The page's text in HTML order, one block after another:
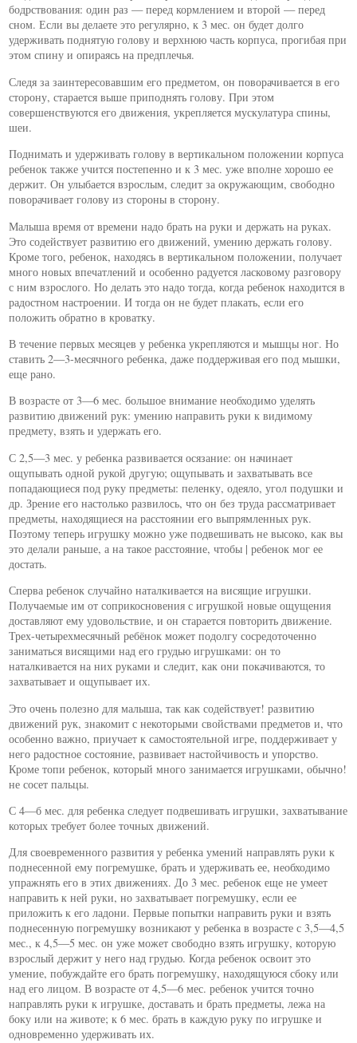
бодрствования: один раз — перед кормлением и второй — перед
сном. Если вы делаете это регулярно, к 3 мес. он будет долго
удерживать поднятую голову и верхнюю часть корпуса, прогибая при
этом спину и опираясь на предплечья.
Следя за заинтересовавшим его предметом, он поворачивается в его
сторону, старается выше приподнять голову. При этом
совершенствуются его движения, укрепляется мускулатура спины,
шеи.
Поднимать и удерживать голову в вертикальном положении корпуса
ребенок также учится постепенно и к 3 мес. уже вполне хорошо ее
держит. Он улыбается взрослым, следит за окружающим, свободно
поворачивает голову из стороны в сторону.
Малыша время от времени надо брать на руки и держать на руках.
Это содействует развитию его движений, умению держать голову.
Кроме того, ребенок, находясь в вертикальном положении, получает
много новых впечатлений и особенно радуется ласковому разговору
с ним взрослого. Но делать это надо тогда, когда ребенок находится в
радостном настроении. И тогда он не будет плакать, если его
положить обратно в кроватку.
В течение первых месяцев у ребенка укрепляются и мышцы ног. Но
ставить 2—3-месячного ребенка, даже поддерживая его под мышки,
еще рано.
В возрасте от 3—6 мес. большое внимание необходимо уделять
развитию движений рук: умению направить руки к видимому
предмету, взять и удержать его.
С 2,5—3 мес. у ребенка развивается осязание: он начинает
ощупывать одной рукой другую; ощупывать и захватывать все
попадающиеся под руку предметы: пеленку, одеяло, угол подушки и
др. Зрение его настолько развилось, что он без труда рассматривает
предметы, находящиеся на расстоянии его выпрямленных рук.
Поэтому теперь игрушку можно уже подвешивать не высоко, как вы
это делали раньше, а на такое расстояние, чтобы | ребенок мог ее
достать.
Сперва ребенок случайно наталкивается на висящие игрушки.
Получаемые им от соприкосновения с игрушкой новые ощущения
доставляют ему удовольствие, и он старается повторить движение.
Трех-четырехмесячный ребёнок может подолгу сосредоточенно
заниматься висящими над его грудью игрушками: он то
наталкивается на них руками и следит, как они покачиваются, то
захватывает и ощупывает их.
Это очень полезно для малыша, так как содействует! развитию
движений рук, знакомит с некоторыми свойствами предметов и, что
особенно важно, приучает к самостоятельной игре, поддерживает у
него радостное состояние, развивает настойчивость и упорство.
Кроме топи ребенок, который много занимается игрушками, обычно!
не сосет пальцы.
С 4—б мес. для ребенка следует подвешивать игрушки, захватывание
которых требует более точных движений.
Для своевременного развития у ребенка умений направлять руки к
поднесенной ему погремушке, брать и удерживать ее, необходимо
упражнять его в этих движениях. До 3 мес. ребенок еще не умеет
направить к ней руки, но захватывает погремушку, если ее
приложить к его ладони. Первые попытки направить руки и взять
поднесенную погремушку возникают у ребенка в возрасте с 3,5—4,5
мес., к 4,5—5 мес. он уже может свободно взять игрушку, которую
взрослый держит у него над грудью. Когда ребенок освоит это
умение, побуждайте его брать погремушку, находящуюся сбоку или
над его лицом. В возрасте от 4,5—6 мес. ребенок учится точно
направлять руки к игрушке, доставать и брать предметы, лежа на
боку или на животе; к 6 мес. брать в каждую руку по игрушке и
одновременно удерживать их.